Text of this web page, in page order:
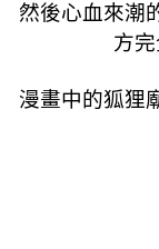
然後心血來潮
方
漫畫中的狐狸